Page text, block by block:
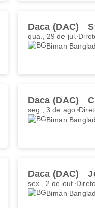
Daca (DAC)
qua., 29 de jul.
Biman
Daca (DAC)
seg., 3 de ago.
Biman
Daca (DAC)
sex., 2 de out.
Biman